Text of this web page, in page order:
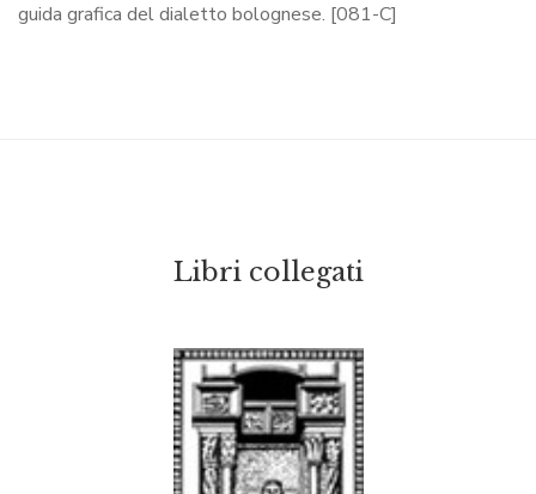
guida grafica del dialetto bolognese. [081-C]
Libri collegati